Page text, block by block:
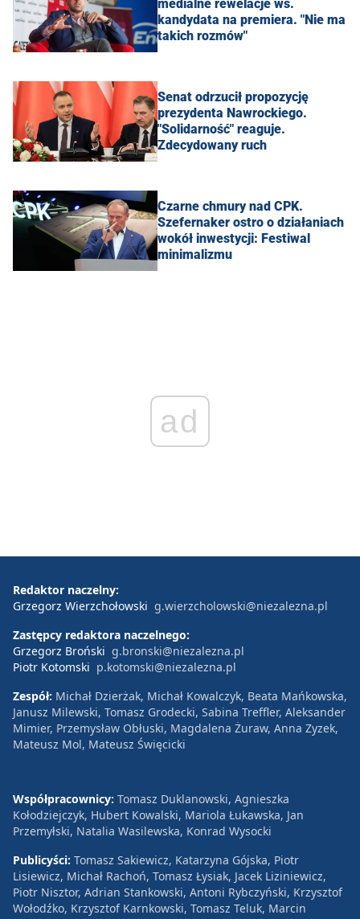
medialne rewelacje ws.
kandydata na premiera. "Nie ma
takich rozmów"
Senat odrzucił propozycję
prezydenta Nawrockiego.
"Solidarność" reaguje.
Zdecydowany ruch
Czarne chmury nad CPK.
Szefernaker ostro o działaniach
wokół inwestycji: Festiwal
minimalizmu
ad
Redaktor naczelny:
Grzegorz Wierzchołowski g.wierzcholowski@niezalezna.pl
Zastępcy redaktora naczelnego:
Grzegorz Broński g.bronski@niezalezna.pl
Piotr Kotomski p.kotomski@niezalezna.pl
Zespół: Michał Dzierżak, Michał Kowalczyk, Beata Mańkowska,
Janusz Milewski, Tomasz Grodecki, Sabina Treffler, Aleksander
Mimier, Przemysław Obłuski, Magdalena Żuraw, Anna Zyzek,
Mateusz Mol, Mateusz Święcicki
Współpracownicy: Tomasz Duklanowski, Agnieszka
Kołodziejczyk, Hubert Kowalski, Mariola Łukawska, Jan
Przemyłski, Natalia Wasilewska, Konrad Wysocki
Publicyści: Tomasz Sakiewicz, Katarzyna Gójska, Piotr
Lisiewicz, Michał Rachoń, Tomasz Łysiak, Jacek Liziniewicz,
Piotr Nisztor, Adrian Stankowski, Antoni Rybczyński, Krzysztof
Wołodźko, Krzysztof Karnkowski, Tomasz Teluk, Marcin